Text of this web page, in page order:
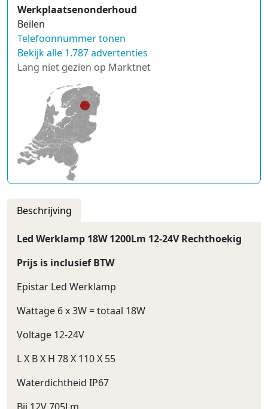
Werkplaatsenonderhoud
Beilen
Telefoonnummer tonen
Bekijk alle 1.787 advertenties
Lang niet gezien op Marktnet
Beschrijving
Led Werklamp 18W 1200Lm 12-24V Rechthoekig
Prijs is inclusief BTW
Epistar Led Werklamp
Wattage 6 x 3W = totaal 18W
Voltage 12-24V
L X B X H 78 X 110 X 55
Waterdichtheid IP67
Bij 12V 705Lm